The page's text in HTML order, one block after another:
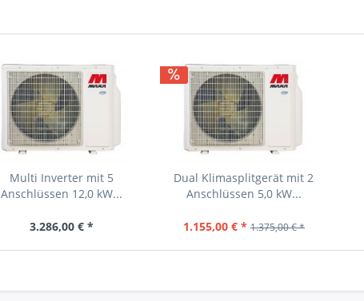
Multi Inverter mit 5
Anschlüssen 12,0 kW...
3.286,00 € *
Dual Klimasplitgerät mit 2
Anschlüssen 5,0 kW...
1.155,00 € * 1.375,00 € *